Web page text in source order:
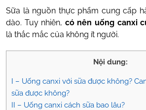
Tác Giả: Canxi NextG Cal Tham vấn y
Thị Hậu
Sữa là nguồn thực phẩm cung cấp
dào. Tuy nhiên, có nên uống canxi
là thắc mắc của không ít người.
Nội dung:
I – Uống canxi với sữa được không?
sữa được không?
II – Uống canxi cách sữa bao lâu?